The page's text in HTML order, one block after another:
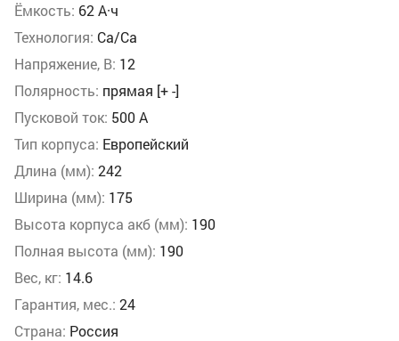
Ёмкость: 62 А·ч
Технология: Ca/Ca
Напряжение, В: 12
Полярность: прямая [+ -]
Пусковой ток: 500 А
Тип корпуса: Европейский
Длина (мм): 242
Ширина (мм): 175
Высота корпуса акб (мм): 190
Полная высота (мм): 190
Вес, кг: 14.6
Гарантия, мес.: 24
Страна: Россия